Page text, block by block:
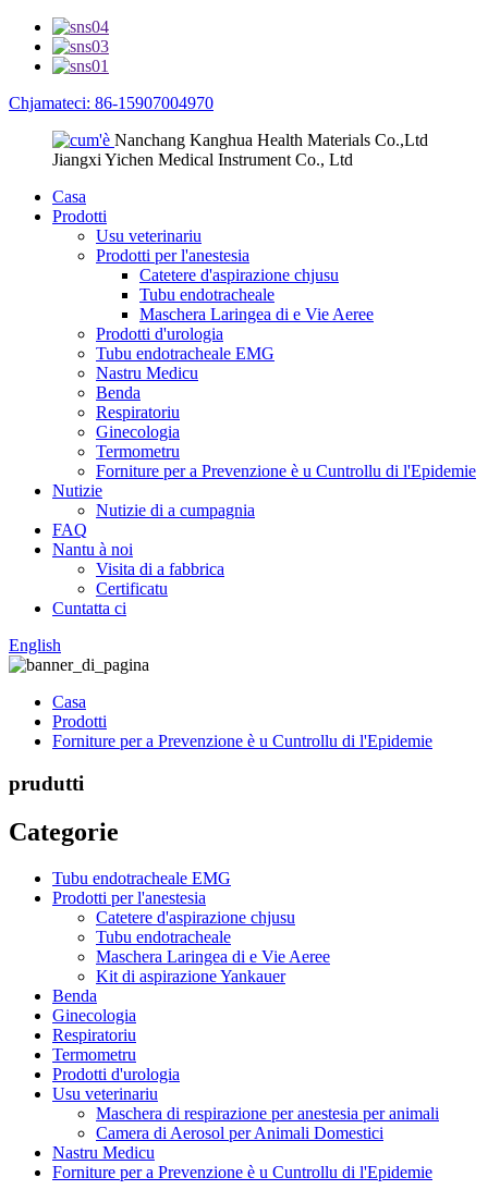
Chjamateci: 86-15907004970
Nanchang Kanghua Health Materials Co.,Ltd
Jiangxi Yichen Medical Instrument Co., Ltd
Casa
Prodotti
Usu veterinariu
Prodotti per l'anestesia
Catetere d'aspirazione chjusu
Tubu endotracheale
Maschera Laringea di e Vie Aeree
Prodotti d'urologia
Tubu endotracheale EMG
Nastru Medicu
Benda
Respiratoriu
Ginecologia
Termometru
Forniture per a Prevenzione è u Cuntrollu di l'Epidemie
Nutizie
Nutizie di a cumpagnia
FAQ
Nantu à noi
Visita di a fabbrica
Certificatu
Cuntatta ci
English
Casa
Prodotti
Forniture per a Prevenzione è u Cuntrollu di l'Epidemie
prudutti
Categorie
Tubu endotracheale EMG
Prodotti per l'anestesia
Catetere d'aspirazione chjusu
Tubu endotracheale
Maschera Laringea di e Vie Aeree
Kit di aspirazione Yankauer
Benda
Ginecologia
Respiratoriu
Termometru
Prodotti d'urologia
Usu veterinariu
Maschera di respirazione per anestesia per animali
Camera di Aerosol per Animali Domestici
Nastru Medicu
Forniture per a Prevenzione è u Cuntrollu di l'Epidemie